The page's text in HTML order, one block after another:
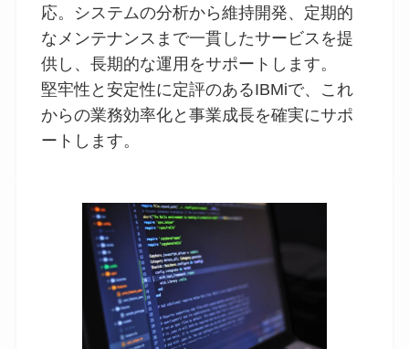
応。システムの分析から維持開発、定期的
なメンテナンスまで一貫したサービスを提
供し、長期的な運用をサポートします。
堅牢性と安定性に定評のあるIBMiで、これ
からの業務効率化と事業成長を確実にサポ
ートします。